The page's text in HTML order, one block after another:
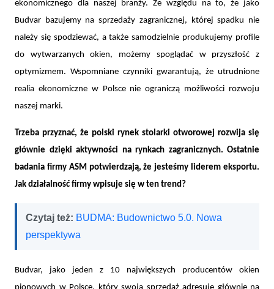
ekonomicznego dla naszej branży. Ze względu na to, że jako
Budvar bazujemy na sprzedaży zagranicznej, której spadku nie
należy się spodziewać, a także samodzielnie produkujemy profile
do wytwarzanych okien, możemy spoglądać w przyszłość z
optymizmem. Wspomniane czynniki gwarantują, że utrudnione
realia ekonomiczne w Polsce nie ograniczą możliwości rozwoju
naszej marki.
Trzeba przyznać, że polski rynek stolarki otworowej rozwija się
głównie dzięki aktywności na rynkach zagranicznych. Ostatnie
badania firmy ASM potwierdzają, że jesteśmy liderem eksportu.
Jak działalność firmy wpisuje się w ten trend?
Czytaj też: BUDMA: Budownictwo 5.0. Nowa
perspektywa
Budvar, jako jeden z 10 największych producentów okien